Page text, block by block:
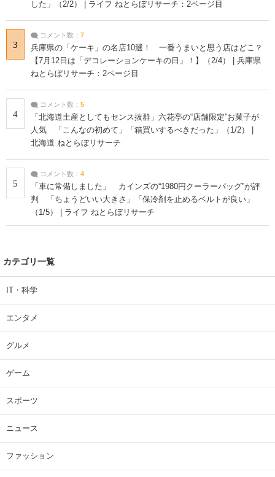
した」（2/2） | ライフ ねとらぼリサーチ：2ページ目
3
コメント数： 7
兵庫県の「ケーキ」の名店10選！ 一番うまいと思う店はどこ？
【7月12日は「デコレーションケーキの日」！】（2/4） | 兵庫県
ねとらぼリサーチ：2ページ目
4
コメント数： 5
「北海道土産としてもセンス抜群」六花亭の“店舗限定”お菓子が
人気 「こんなの初めて」「箱買いするべきだった」（1/2） |
北海道 ねとらぼリサーチ
5
コメント数： 4
「車に常備しました」 カインズの“1980円クーラーバッグ”が評
判 「ちょうどいい大きさ」「保冷剤を止めるベルトが良い」
（1/5） | ライフ ねとらぼリサーチ
カテゴリ一覧
IT・科学
エンタメ
グルメ
ゲーム
スポーツ
ニュース
ファッション